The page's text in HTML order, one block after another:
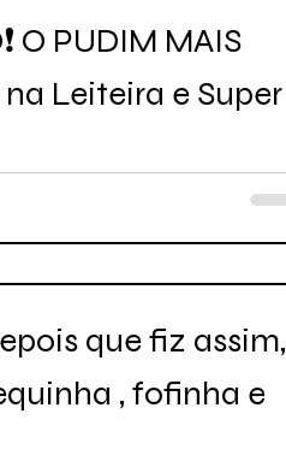
O PUDIM MAIS
Leiteira e Super
que fiz assim,
, fofinha e